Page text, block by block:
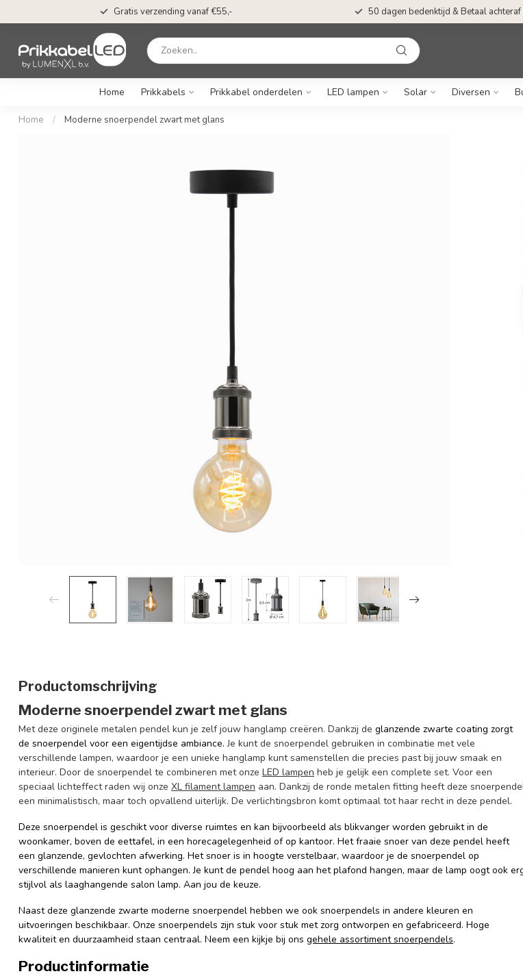
Gratis verzending vanaf €55,- 50 dagen bedenktijd & Betaal achteraf
Home Prikkabels Prikkabel onderdelen LED lampen Solar Diversen
Home / Moderne snoerpendel zwart met glans
Productomschrijving
Moderne snoerpendel zwart met glans
Met deze originele metalen pendel kun je zelf jouw hanglamp creëren. Dankzij de glanzende zwarte coating zorgt
de snoerpendel voor een eigentijdse ambiance.Je kunt de snoerpendel gebruiken in combinatie met vele
verschillende lampen, waardoor je een unieke hanglamp kunt samenstellen die precies past bij jouw smaak en
interieur. Door de snoerpendel te combineren met onze LED lampen heb je gelijk een complete set. Voor een
speciaal lichteffect raden wij onze XL filament lampen aan. Dankzij de ronde metalen fitting heeft deze
een minimalistisch, maar toch opvallend uiterlijk. De verlichtingsbron komt optimaal tot haar recht in deze pendel.
Deze snoerpendel is geschikt voor diverse ruimtes en kan bijvoorbeeld als blikvanger worden gebruikt in de
woonkamer, boven de eettafel, in een horecagelegenheid of op kantoor. Het fraaie snoer van deze pendel heeft
een glanzende, gevlochten afwerking. Het snoer is in hoogte verstelbaar, waardoor je de snoerpendel op
verschillende manieren kunt ophangen. Je kunt de pendel hoog aan het plafond hangen, maar de lamp oogt ook
stijlvol als laaghangende salon lamp. Aan jou de keuze.
Naast deze glanzende zwarte moderne snoerpendel hebben we ook snoerpendels in andere kleuren en
uitvoeringen beschikbaar. Onze snoerpendels zijn stuk voor stuk met zorg ontworpen en gefabriceerd. Hoge
kwaliteit en duurzaamheid staan centraal. Neem een kijkje bij ons gehele assortiment snoerpendels.
Productinformatie